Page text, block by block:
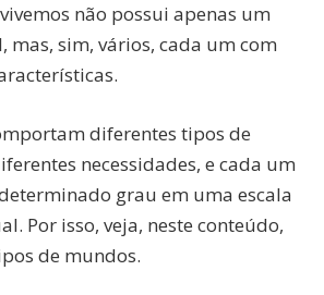
não possui apenas um
mas, sim, vários, cada um com
diferentes tipos de
necessidades, e cada um
grau em uma escala
Por isso, veja, neste conteúdo,
de mundos.